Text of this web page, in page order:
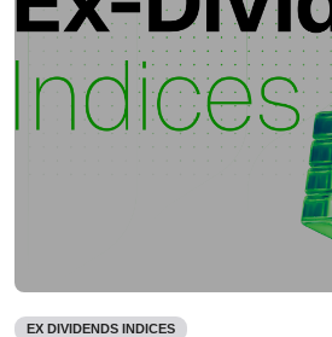
EX DIVIDENDS INDICES